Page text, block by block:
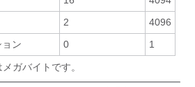
2
4096
ン
0
1
ガバイトです。